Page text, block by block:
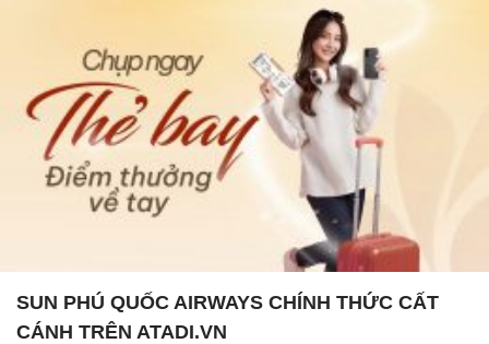
SUN PHÚ QUỐC AIRWAYS CHÍNH THỨC CẤT
CÁNH TRÊN ATADI.VN